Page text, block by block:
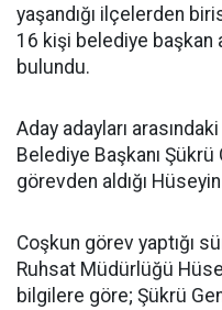
yaşandığı ilçelerden
16 kişi belediye başkan
bulundu.
Aday adayları
Belediye Başkanı Şükrü
görevden aldığı
Coşkun görev yaptığı
Ruhsat Müdürlüğü
bilgilere göre; Şükrü